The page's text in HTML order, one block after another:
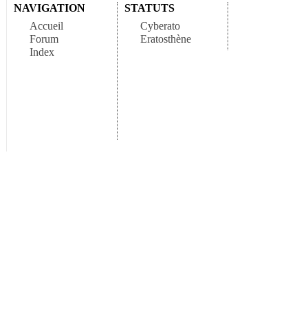
NAVIGATION
Accueil
Forum
Index
STATUTS
Cyberato
Eratosthène